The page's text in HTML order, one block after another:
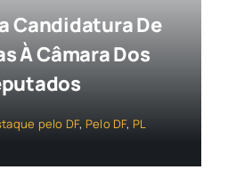
Candidatura De
À Câmara Dos
pelo DF, Pelo DF, PL